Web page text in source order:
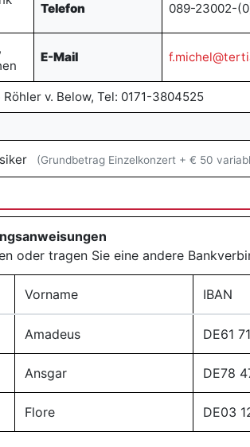
Telefon 089-23002-
E-Mail
v. Below, Tel: 0171-3804525
(Grundbetrag Einzelkonzert + € 50
oder tragen Sie eine andere
Vorname IBAN
Amadeus DE61
Ansgar DE78
Flore DE03